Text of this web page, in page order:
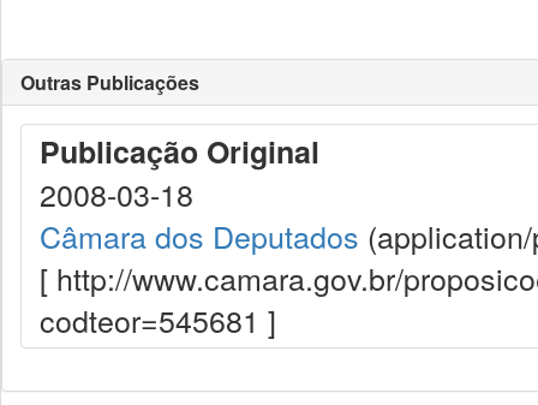
Outras Publicações
Publicação Original
2008-03-18
Câmara dos Deputados
[ http://www.camara.gov.br/
codteor=545681 ]